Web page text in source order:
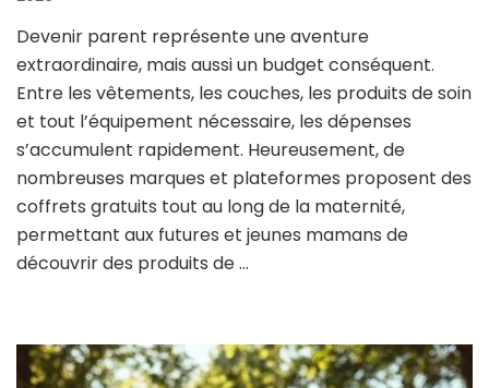
Devenir parent représente une aventure
extraordinaire, mais aussi un budget conséquent.
Entre les vêtements, les couches, les produits de soin
et tout l’équipement nécessaire, les dépenses
s’accumulent rapidement. Heureusement, de
nombreuses marques et plateformes proposent des
coffrets gratuits tout au long de la maternité,
permettant aux futures et jeunes mamans de
découvrir des produits de …